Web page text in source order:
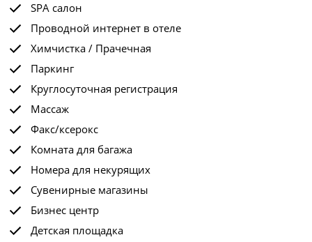
SPA салон
Проводной интернет в отеле
Химчистка / Прачечная
Паркинг
Круглосуточная регистрация
Массаж
Факс/ксерокс
Комната для багажа
Номера для некурящих
Сувенирные магазины
Бизнес центр
Детская площадка